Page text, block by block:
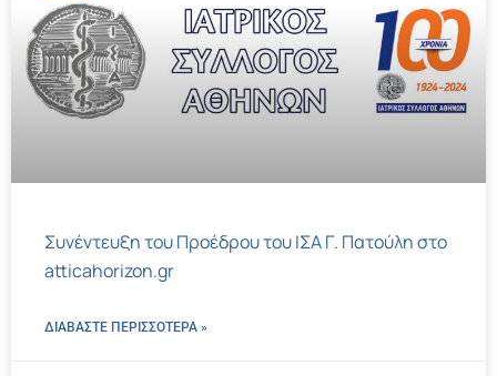
Συνέντευξη του Προέδρου του ΙΣΑ Γ. Πατούλη στο
atticahorizon.gr
ΔΙΑΒΑΣΤΕ ΠΕΡΙΣΣΌΤΕΡΑ »